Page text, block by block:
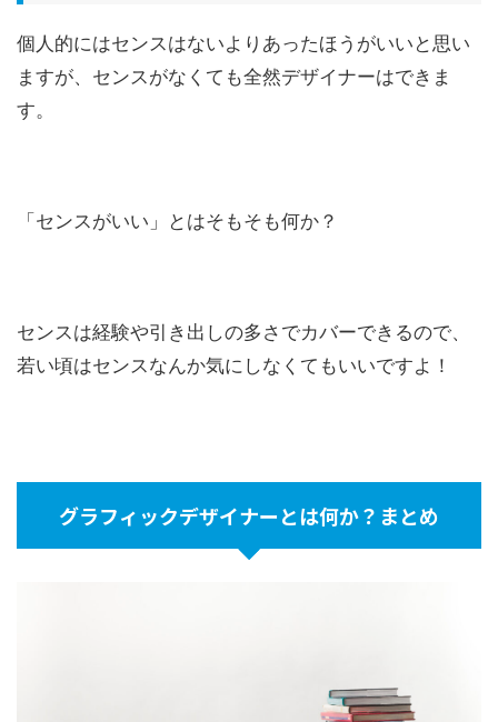
個人的にはセンスはないよりあったほうがいいと思い
ますが、センスがなくても全然デザイナーはできま
す。
「センスがいい」とはそもそも何か？
センスは経験や引き出しの多さでカバーできるので、
若い頃はセンスなんか気にしなくてもいいですよ！
グラフィックデザイナーとは何か？まとめ